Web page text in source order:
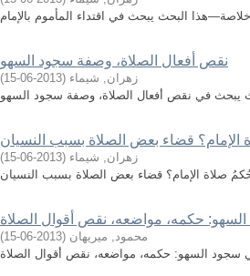
نقص أفعال الصلاة، وصفة سجود السهو
زهران, شيماء (
2013-06-15
)
الإمام؟ قضاء بعض الصلاة بسبب النسيان
زهران, شيماء (
2013-06-15
)
حكمه، مواضعه، نقص أقوال الصلاة
محمود, ميريهان (
2013-06-15
)